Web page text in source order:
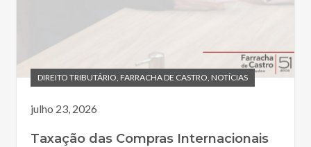
DIREITO TRIBUTÁRIO FARRACHA DE CASTRO NOTÍCIAS
julho 23, 2026
Taxação das Compras Internacionais